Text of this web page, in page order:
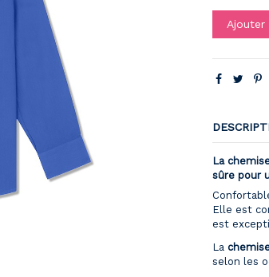
Ajouter
La
sûre pour
Elle est
est
La
selon les